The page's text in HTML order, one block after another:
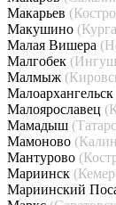
Макарьев
Макушино
Малая Вишера
Малгобек
Малмыж
Малоархангельск
Малоярославец
Мамадыш
Мамоново
Мантурово
Мариинск
Мариинский